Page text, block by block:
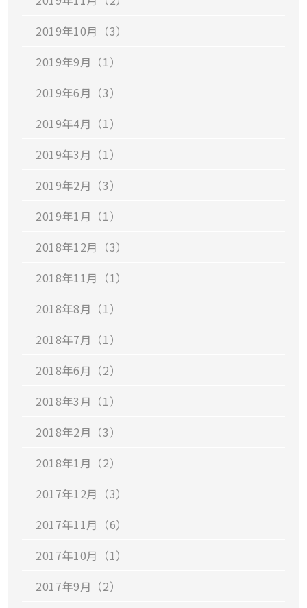
2019年10月（3）
2019年9月（1）
2019年6月（3）
2019年4月（1）
2019年3月（1）
2019年2月（3）
2019年1月（1）
2018年12月（3）
2018年11月（1）
2018年8月（1）
2018年7月（1）
2018年6月（2）
2018年3月（1）
2018年2月（3）
2018年1月（2）
2017年12月（3）
2017年11月（6）
2017年10月（1）
2017年9月（2）